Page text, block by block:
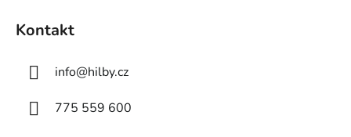
Kontakt
info@hilby.cz
775 559 600